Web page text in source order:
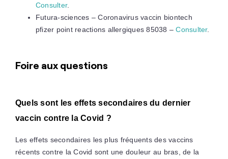
Consulter.
Futura-sciences – Coronavirus vaccin biontech
pfizer point reactions allergiques 85038 –Consulter.
Foire aux questions
Quels sont les effets secondaires du dernier
vaccin contre la Covid ?
Les effets secondaires les plus fréquents des vaccins
récents contre la Covid sont une douleur au bras, de la